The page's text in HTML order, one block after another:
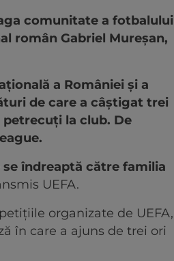
comunitate a fotbalului
român Gabriel Mureșan,
a României și a
de care a câștigat trei
la club. De
îndreaptă către familia
UEFA.
organizate de UEFA,
în care a ajuns de trei ori